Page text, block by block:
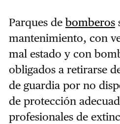
Parques de bomberos
mantenimiento, con
mal estado y con
obligados a retirarse
de guardia por no
de protección
profesionales de